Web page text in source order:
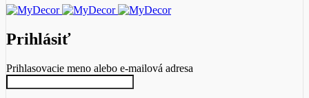
Prihlásiť
Prihlasovacie meno alebo e-mailová adresa